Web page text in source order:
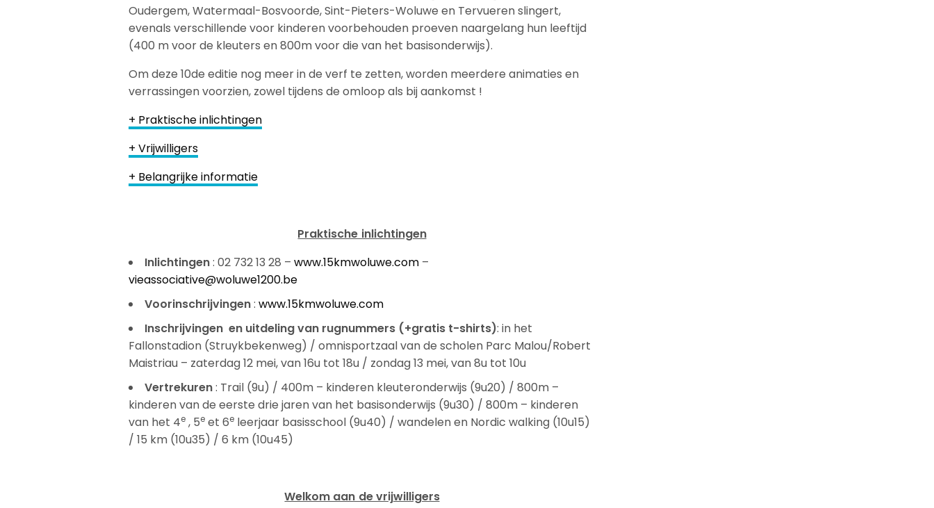
Oudergem, Watermaal-Bosvoorde, Sint-Pieters-Woluwe en Tervueren slingert,
evenals verschillende voor kinderen voorbehouden proeven naargelang hun leeftijd
(400 m voor de kleuters en 800m voor die van het basisonderwijs).
Om deze 10de editie nog meer in de verf te zetten, worden meerdere animaties en
verrassingen voorzien, zowel tijdens de omloop als bij aankomst !
+ Praktische inlichtingen
+ Vrijwilligers
+ Belangrijke informatie
Praktische inlichtingen
Inlichtingen: 02 732 13 28 – www.15kmwoluwe.com –
vieassociative@woluwe1200.be
Voorinschrijvingen: www.15kmwoluwe.com
Inschrijvingen en uitdeling van rugnummers (+gratis t-shirts): in het
Fallonstadion (Struykbekenweg) / omnisportzaal van de scholen Parc Malou/Robert
Maistriau – zaterdag 12 mei, van 16u tot 18u / zondag 13 mei, van 8u tot 10u
Vertrekuren: Trail (9u) / 400m – kinderen kleuteronderwijs (9u20) / 800m –
kinderen van de eerste drie jaren van het basisonderwijs (9u30) / 800m – kinderen
van het 4e , 5e et 6e leerjaar basisschool (9u40) / wandelen en Nordic walking (10u15)
/ 15 km (10u35) / 6 km (10u45)
Welkom aan de vrijwilligers